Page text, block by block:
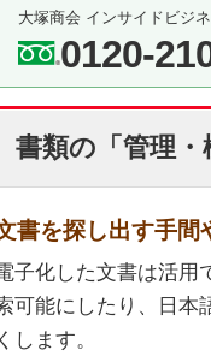
大塚商会 インサイドビジ
0120-
書類の「管理
書を探し出す手間
子化した文書は活用
可能にしたり、日本
くします。